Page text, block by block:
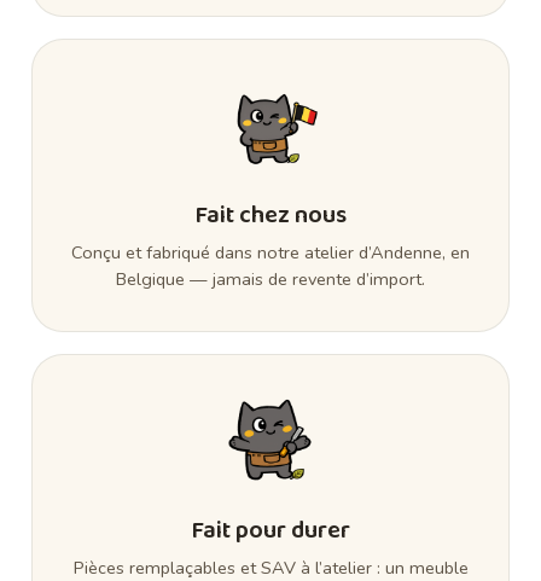
Fait chez nous
Conçu et fabriqué dans notre atelier d’Andenne, en
Belgique — jamais de revente d’import.
Fait pour durer
Pièces remplaçables et SAV à l’atelier : un meuble